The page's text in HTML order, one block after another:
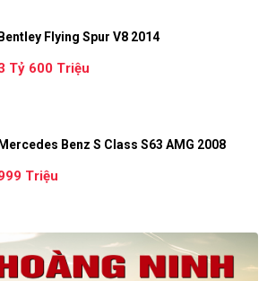
Bentley Flying Spur V8 2014
Tỷ 600 Triệu
Mercedes Benz S Class S63 AMG 2008
Triệu